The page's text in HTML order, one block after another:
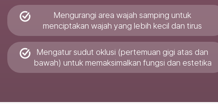
Mengurangi area wajah samping untuk
menciptakan wajah yang lebih kecil dan tirus
Mengatur sudut oklusi (pertemuan gigi atas dan
bawah) untuk memaksimalkan fungsi dan estetika